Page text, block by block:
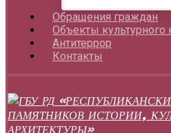
Обращения граждан
Объекты культурного
Антитеррор
Контакты